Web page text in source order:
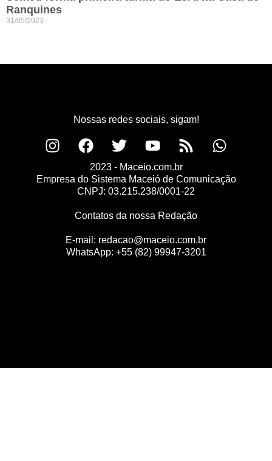
Ranquines
31/05/2023
Nossas redes sociais, sigam!
2023 - Maceio.com.br
Empresa do Sistema Maceió de Comunicação
CNPJ: 03.215.238/0001-22
Contatos da nossa Redação
E-mail: redacao@maceio.com.br
WhatsApp: +55 (82) 99947-3201